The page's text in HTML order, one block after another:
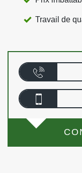
Travail de